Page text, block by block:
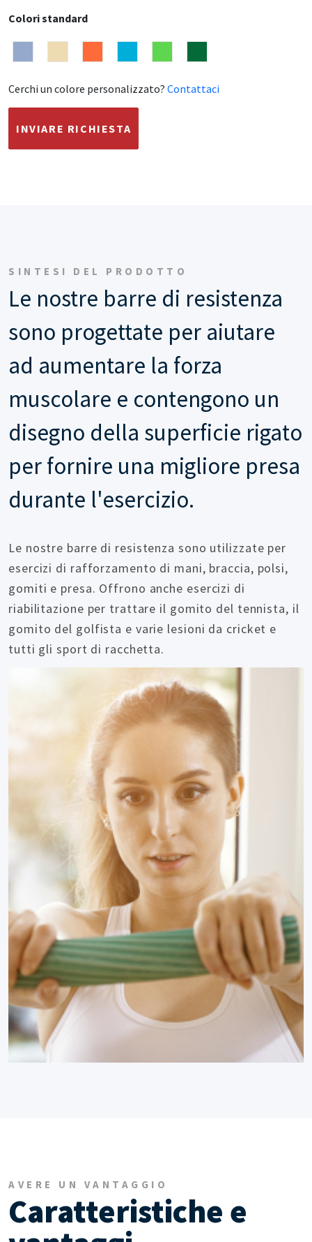
Colori standard
Cerchi un colore personalizzato? Contattaci
INVIARE RICHIESTA
SINTESI DEL PRODOTTO
Le nostre barre di resistenza
sono progettate per aiutare
ad aumentare la forza
muscolare e contengono un
disegno della superficie rigato
per fornire una migliore presa
durante l'esercizio.
Le nostre barre di resistenza sono utilizzate per
esercizi di rafforzamento di mani, braccia, polsi,
gomiti e presa. Offrono anche esercizi di
riabilitazione per trattare il gomito del tennista, il
gomito del golfista e varie lesioni da cricket e
tutti gli sport di racchetta.
AVERE UN VANTAGGIO
Caratteristiche e